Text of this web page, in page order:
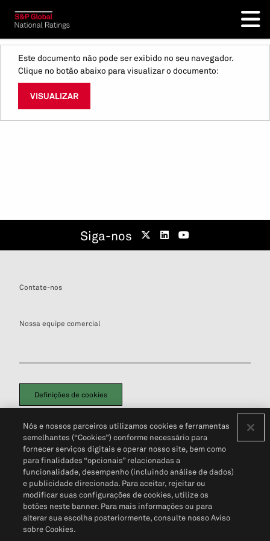
Este documento não pode ser exibido no seu navegador.
Clique no botão abaixo para visualizar o documento:
VISUALIZAR
Siga-nos
Contate-nos
Nossa equipe comercial
Definições de cookies
Política de PrivacidadePortal de privacidade do cliente (em inglês)
Não Venda Minhas Informações Pessoais© 2026 S&P Global
Nós e nossos parceiros utilizamos cookies e ferramentas
semelhantes (“Cookies”) conforme necessário para
fornecer serviços digitais e operar nosso site, bem como
para finalidades “opcionais” relacionadas a
funcionalidade, desempenho (incluindo análise de dados)
e publicidade direcionada. Para aceitar, rejeitar ou
modificar suas configurações de cookies, utilize os
botões neste banner. Para mais informações ou para
alterar sua escolha posteriormente, consulte nosso Aviso
sobre Cookies.